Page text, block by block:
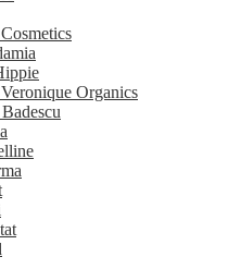
Organics